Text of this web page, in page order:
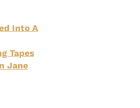
Into A
Tapes
Jane